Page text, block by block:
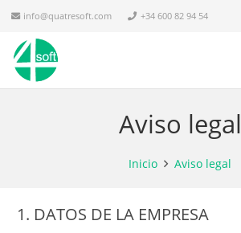
info@quatresoft.com +34 600 82 94 54
Aviso legal
Inicio Aviso legal
1. DATOS DE LA EMPRESA